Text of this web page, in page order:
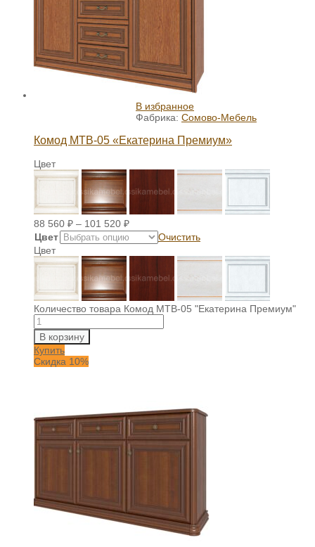
В избранное
Фабрика: Сомово-Мебель
Комод МТВ-05 «Екатерина Премиум»
Цвет
88 560 ₽ – 101 520 ₽
Цвет
Очистить
Цвет
Количество товара Комод МТВ-05 "Екатерина Премиум"
В корзину
Купить
Скидка 10%